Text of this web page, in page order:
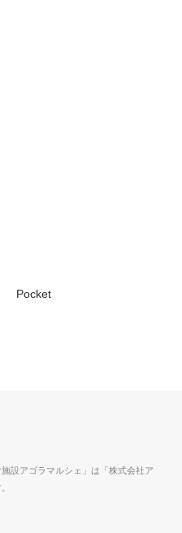
Pocket
設アゴラマルシェ」は「株式会社ア